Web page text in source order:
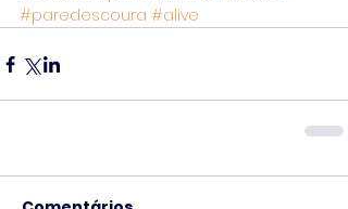
#paredescoura #alive